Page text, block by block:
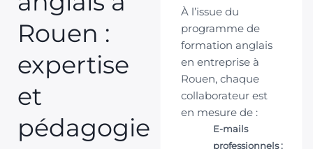
Rouen :
expertise
et
pédagogie
À l’issue du
programme de
formation anglais
en entreprise à
Rouen, chaque
collaborateur est
en mesure de :
E-mails
professionnels :